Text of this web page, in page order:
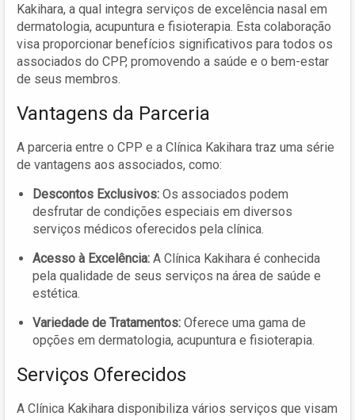
Kakihara, a qual integra serviços de excelência nasal em
dermatologia, acupuntura e fisioterapia. Esta colaboração
visa proporcionar benefícios significativos para todos os
associados do CPP, promovendo a saúde e o bem-estar
de seus membros.
Vantagens da Parceria
A parceria entre o CPP e a Clínica Kakihara traz uma série
de vantagens aos associados, como:
Descontos Exclusivos: Os associados podem
desfrutar de condições especiais em diversos
serviços médicos oferecidos pela clínica.
Acesso à Excelência: A Clínica Kakihara é conhecida
pela qualidade de seus serviços na área de saúde e
estética.
Variedade de Tratamentos: Oferece uma gama de
opções em dermatologia, acupuntura e fisioterapia.
Serviços Oferecidos
A Clínica Kakihara disponibiliza vários serviços que visam